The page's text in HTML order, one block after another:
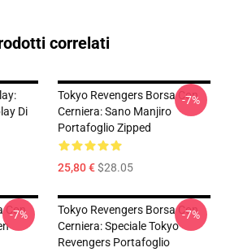
correlati
Di
Tokyo Revengers Borsa Con
Cerniera: Sano Manjiro
Portafoglio Zipped
25,80 €$28.05
-7%
Con
-7%
Tokyo Revengers Borsa Con
Cerniera: Speciale Tokyo
Revengers Portafoglio
-7%